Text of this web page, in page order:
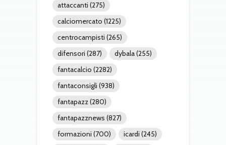
attaccanti (275)
calciomercato (1225)
centrocampisti (265)
difensori (287) dybala(255)
fantacalcio (2282)
fantaconsigli (938)
fantapazz(280)
fantapazznews (827)
formazioni (700) icardi (245)